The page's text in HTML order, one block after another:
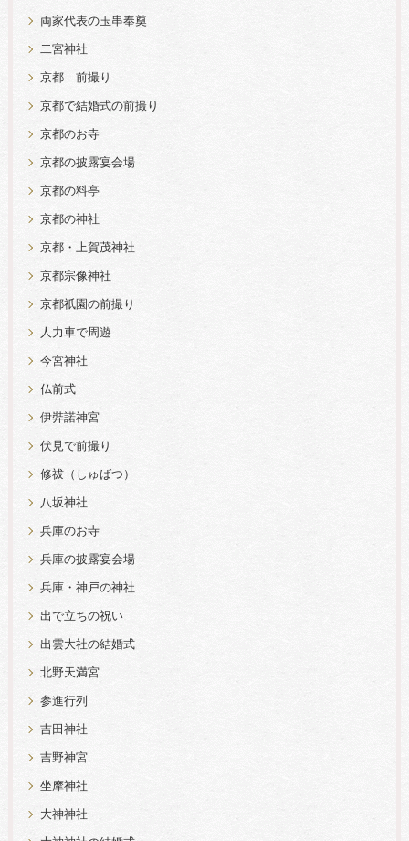
両家代表の玉串奉奠
二宮神社
京都 前撮り
京都で結婚式の前撮り
京都のお寺
京都の披露宴会場
京都の料亭
京都の神社
京都・上賀茂神社
京都宗像神社
京都祇園の前撮り
人力車で周遊
今宮神社
仏前式
伊弉諾神宮
伏見で前撮り
修祓（しゅばつ）
八坂神社
兵庫のお寺
兵庫の披露宴会場
兵庫・神戸の神社
出で立ちの祝い
出雲大社の結婚式
北野天満宮
参進行列
吉田神社
吉野神宮
坐摩神社
大神神社